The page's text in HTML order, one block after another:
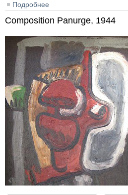
Подробнее
Composition Panurge, 1944